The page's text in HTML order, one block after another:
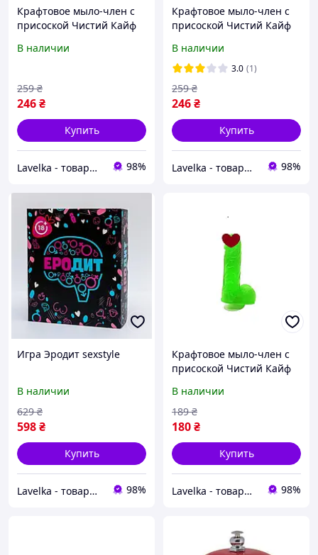
Крафтовое мыло-член с
присоской Чистий Кайф
В наличии
246₴
259 ₴
Купить
Lavelka - товары для удовольствия 98%
Крафтовое мыло-член с
присоской Чистий Кайф
В наличии
3.0 (1)
246₴
259 ₴
Купить
Lavelka - товары для удовольствия 98%
Игра Эродит sexstyle
В наличии
598₴
629 ₴
Купить
Lavelka - товары для удовольствия 98%
Крафтовое мыло-член с
присоской Чистий Кайф
Sexual Fantasy
В наличии
180₴
189 ₴
Купить
Lavelka - товары для удовольствия 98%